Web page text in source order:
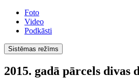
Foto
Video
Podkāsti
Sistēmas režīms
2015. gadā pārcels divas